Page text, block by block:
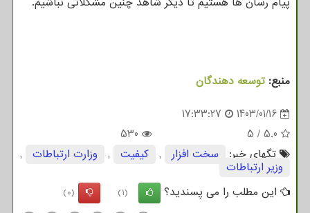
منبع: توسعه دهندگان
1403/01/16
17:33:27
5.0
/
5
530
تگهای خبر:
سخت افزار , كیفیت , وزارت ارتباطات ,
وزیر ارتباطات
این مطلب را می پسندید؟
(1)
(0)